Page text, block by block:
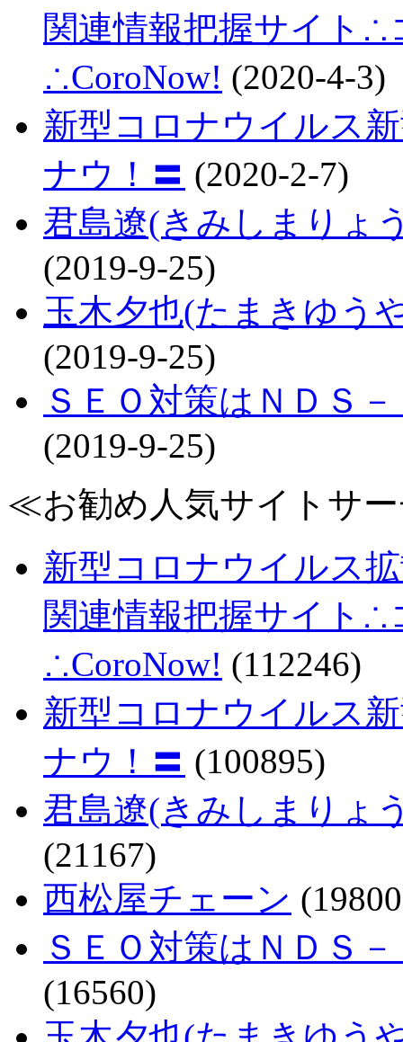
関連情報把握サイト
∴CoroNow! (2020-4-3)
新型コロナウイルス
ナウ！〓 (2020-2-7)
君島遼(きみしまりょ
(2019-9-25)
玉木夕也(たまきゆう
(2019-9-25)
ＳＥＯ対策はＮＤＳ
(2019-9-25)
≪お勧め人気サイトサ
新型コロナウイルス
関連情報把握サイト
∴CoroNow! (112246)
新型コロナウイルス
ナウ！〓 (100895)
君島遼(きみしまりょ
(21167)
西松屋チェーン
ＳＥＯ対策はＮＤＳ
(16560)